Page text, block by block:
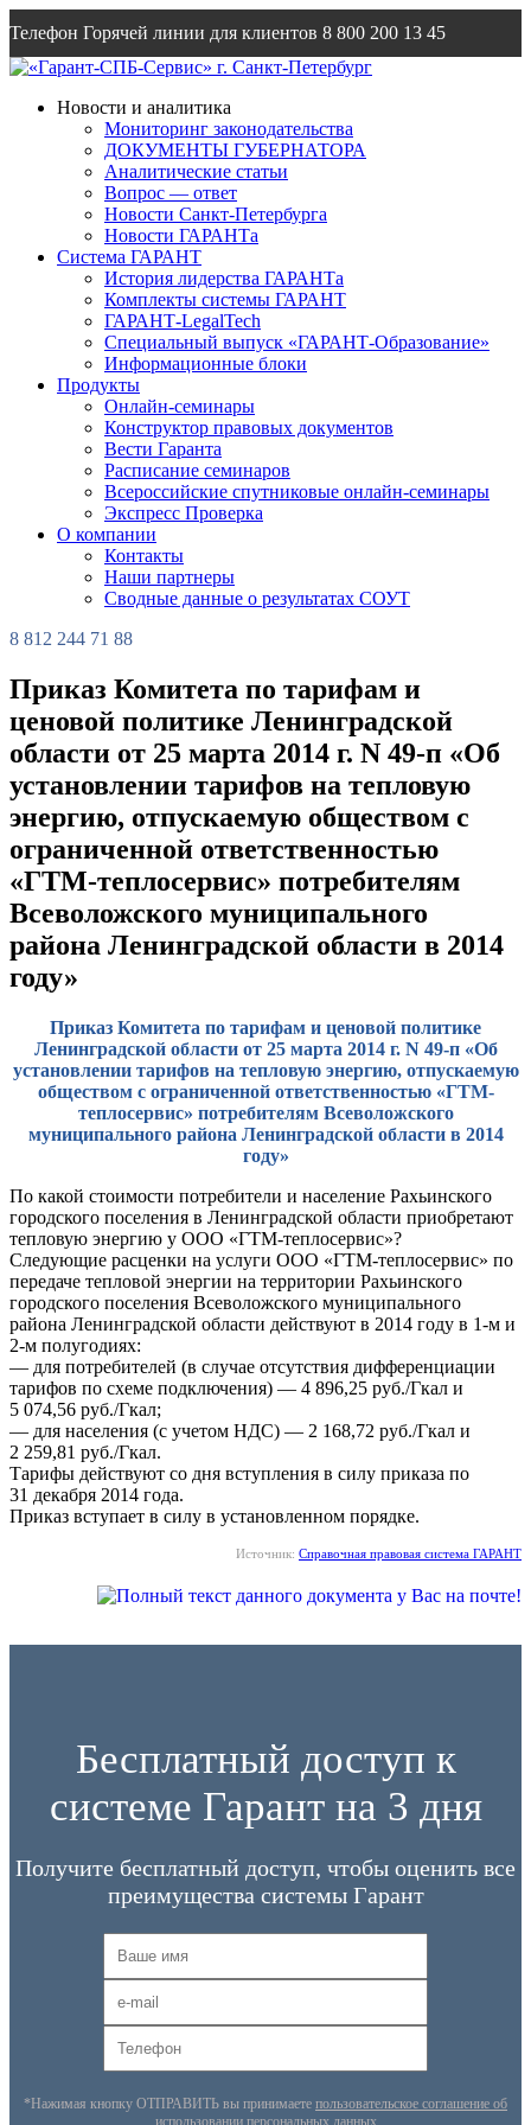
Телефон Горячей линии для клиентов 8 800 200 13 45
Emailinfo@garantsp.ru
Новости и аналитика
Мониторинг законодательства
ДОКУМЕНТЫ ГУБЕРНАТОРА
Аналитические статьи
Вопрос — ответ
Новости Санкт-Петербурга
Новости ГАРАНТа
Система ГАРАНТ
История лидерства ГАРАНТа
Комплекты системы ГАРАНТ
ГАРАНТ-LegalTech
Специальный выпуск «ГАРАНТ-Образование»
Информационные блоки
Продукты
Онлайн-семинары
Конструктор правовых документов
Вести Гаранта
Расписание семинаров
Всероссийские спутниковые онлайн-семинары
Экспресс Проверка
О компании
Контакты
Наши партнеры
Сводные данные о результатах СОУТ
8 812 244 71 88
Приказ Комитета по тарифам и
ценовой политике Ленинградской
области от 25 марта 2014 г. N 49-п «Об
установлении тарифов на тепловую
энергию, отпускаемую обществом с
ограниченной ответственностью
«ГТМ-теплосервис» потребителям
Всеволожского муниципального
района Ленинградской области в 2014
году»
Приказ Комитета по тарифам и ценовой политике
Ленинградской области от 25 марта 2014 г. N 49-п «Об
установлении тарифов на тепловую энергию, отпускаемую
обществом с ограниченной ответственностью «ГТМ-
теплосервис» потребителям Всеволожского
муниципального района Ленинградской области в 2014
году»
По какой стоимости потребители и население Рахьинского
городского поселения в Ленинградской области приобретают
тепловую энергию у ООО «ГТМ-теплосервис»?
Следующие расценки на услуги ООО «ГТМ-теплосервис» по
передаче тепловой энергии на территории Рахьинского
городского поселения Всеволожского муниципального
района Ленинградской области действуют в 2014 году в 1-м и
2-м полугодиях:
— для потребителей (в случае отсутствия дифференциации
тарифов по схеме подключения) — 4 896,25 руб./Гкал и
5 074,56 руб./Гкал;
— для населения (с учетом НДС) — 2 168,72 руб./Гкал и
2 259,81 руб./Гкал.
Тарифы действуют со дня вступления в силу приказа по
31 декабря 2014 года.
Приказ вступает в силу в установленном порядке.
Источник: Справочная правовая система ГАРАНТ
Бесплатный доступ к
системе Гарант на 3 дня
Получите бесплатный доступ, чтобы оценить все
преимущества системы Гарант
*Нажимая кнопку ОТПРАВИТЬ вы принимаете пользовательское соглашение об
использовании персональных данных